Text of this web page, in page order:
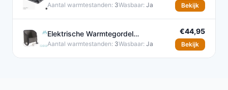
Warmtedeken 160x120 cm - 3
Aantal warmtestanden: 3Wasbaar: Ja Bekijk
Elektrische Warmtegordel
Verwarmingskussen Grijs 100W
Aantal warmtestanden: 3Wasbaar: Ja
€44,95
Bekijk